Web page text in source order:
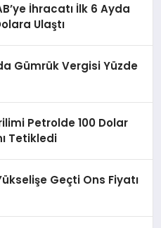
İhracatı İlk 6 Ayda
Ulaştı
Gümrük Vergisi Yüzde
Petrolde 100 Dolar
Tetikledi
Geçti Ons Fiyatı